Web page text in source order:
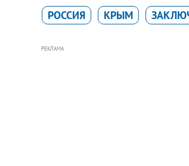
РОССИЯ КРЫМ
РЕКЛАМА